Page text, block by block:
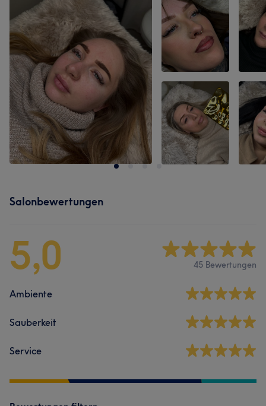
Salonbewertungen
5,0 45 Bewertungen
Ambiente
Sauberkeit
Service